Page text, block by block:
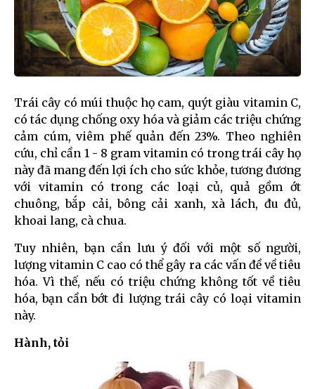
Trái cây có múi thuộc họ cam, quýt giàu vitamin C,
có tác dụng chống oxy hóa và giảm các triệu chứng
cảm cúm, viêm phế quản đến 23%. Theo nghiên
cứu, chỉ cần 1 - 8 gram vitamin có trong trái cây họ
này đã mang đến lợi ích cho sức khỏe, tương đương
với vitamin có trong các loại củ, quả gồm ớt
chuông, bắp cải, bông cải xanh, xà lách, đu đủ,
khoai lang, cà chua.
Tuy nhiên, bạn cần lưu ý đối với một số người,
lượng vitamin C cao có thể gây ra các vấn đề về tiêu
hóa. Vì thế, nếu có triệu chứng không tốt về tiêu
hóa, bạn cần bớt đi lượng trái cây có loại vitamin
này.
Hành, tỏi